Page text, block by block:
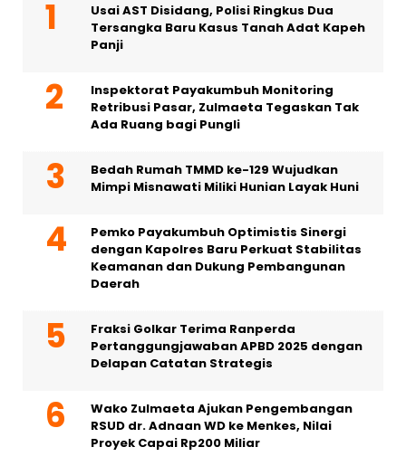
Usai AST Disidang, Polisi Ringkus Dua
Tersangka Baru Kasus Tanah Adat Kapeh
Panji
Inspektorat Payakumbuh Monitoring
Retribusi Pasar, Zulmaeta Tegaskan Tak
Ada Ruang bagi Pungli
Bedah Rumah TMMD ke-129 Wujudkan
Mimpi Misnawati Miliki Hunian Layak Huni
Pemko Payakumbuh Optimistis Sinergi
dengan Kapolres Baru Perkuat Stabilitas
Keamanan dan Dukung Pembangunan
Daerah
Fraksi Golkar Terima Ranperda
Pertanggungjawaban APBD 2025 dengan
Delapan Catatan Strategis
Wako Zulmaeta Ajukan Pengembangan
RSUD dr. Adnaan WD ke Menkes, Nilai
Proyek Capai Rp200 Miliar